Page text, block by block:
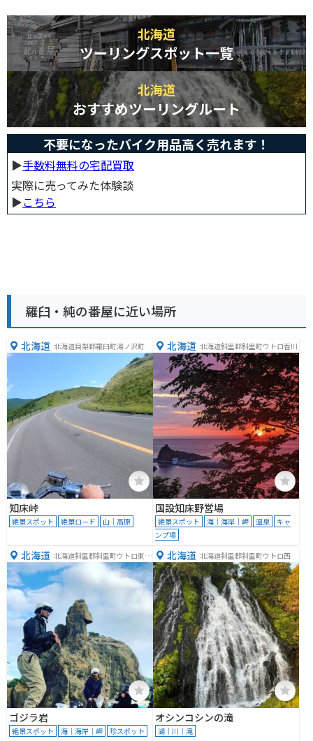
北海道
ツーリングスポット一覧
北海道
おすすめツーリングルート
不要になったバイク用品高く売れます！
▶︎手数料無料の宅配買取
実際に売ってみた体験談
▶︎こちら
羅臼・純の番屋に近い場所
北海道 北海道目梨郡羅臼町湯ノ沢町
知床峠
絶景スポット 絶景ロード 山｜高原
北海道 北海道斜里郡斜里町ウトロ香川
国設知床野営場
絶景スポット 海｜海岸｜岬 温泉
キャ
ンプ場
北海道 北海道斜里郡斜里町ウトロ東１
２２
ゴジラ岩
絶景スポット 海｜海岸｜岬 珍スポット
北海道 北海道斜里郡斜里町ウトロ西
オシンコシンの滝
湖｜川｜滝